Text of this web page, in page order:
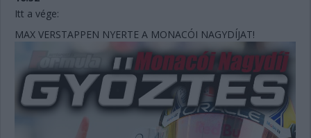
Itt a vége:
MAX VERSTAPPEN NYERTE A MONACÓI NAGYDÍJAT!